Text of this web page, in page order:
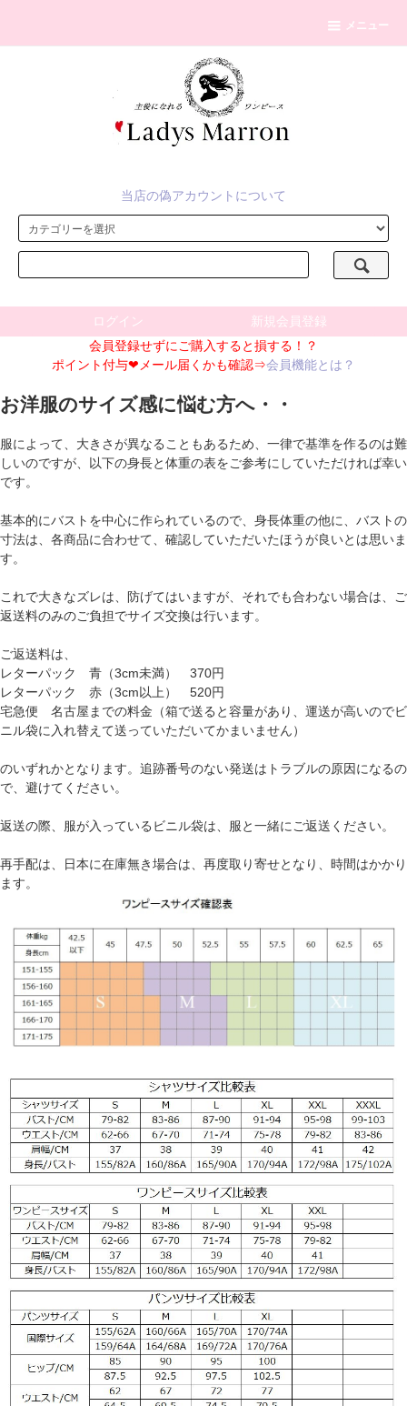
メニュー
当店の偽アカウントについて
ログイン
新規会員登録
会員登録せずにご購入すると損する！？
ポイント付与❤メール届くかも確認⇒会員機能とは？
お洋服のサイズ感に悩む方へ・・
服によって、大きさが異なることもあるため、一律で基準を作るのは難
しいのですが、以下の身長と体重の表をご参考にしていただければ幸い
です。
基本的にバストを中心に作られているので、身長体重の他に、バストの
寸法は、各商品に合わせて、確認していただいたほうが良いとは思いま
す。
これで大きなズレは、防げてはいますが、それでも合わない場合は、ご
返送料のみのご負担でサイズ交換は行います。
ご返送料は、
レターパック 青（3cm未満） 370円
レターパック 赤（3cm以上） 520円
宅急便 名古屋までの料金（箱で送ると容量があり、運送が高いのでビ
ニル袋に入れ替えて送っていただいてかまいません）
のいずれかとなります。追跡番号のない発送はトラブルの原因になるの
で、避けてください。
返送の際、服が入っているビニル袋は、服と一緒にご返送ください。
再手配は、日本に在庫無き場合は、再度取り寄せとなり、時間はかかり
ます。